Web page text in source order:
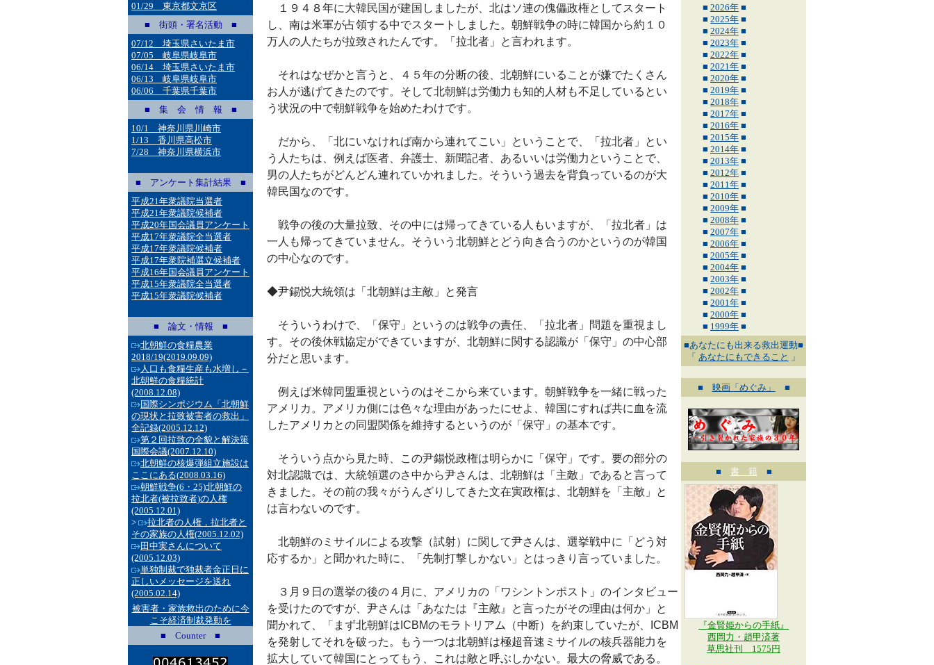
01/29 東京都文京区
■ 街頭・署名活動 ■
07/12 埼玉県さいたま市
07/05 岐阜県岐阜市
06/14 埼玉県さいたま市
06/13 岐阜県岐阜市
06/06 千葉県千葉市
■ 集 会 情 報 ■
10/1 神奈川県川崎市
1/13 香川県高松市
7/28 神奈川県横浜市
■ アンケート集計結果 ■
平成21年衆議院当選者
平成21年衆議院候補者
平成20年国会議員アンケート
平成17年衆議院全当選者
平成17年衆議院候補者
平成17年衆院補選立候補者
平成16年国会議員アンケート
平成15年衆議院全当選者
平成15年衆議院候補者
■ 論文・情報 ■
北朝鮮の食糧農業
2018/19(2019.09.09)
人口も食糧生産も水増し－
北朝鮮の食糧統計
(2008.12.08)
国際シンポジウム「北朝鮮
の現状と拉致被害者の救出」
全記録(2005.12.12)
第２回拉致の全貌と解決策
国際会議(2007.12.10)
北朝鮮の核爆弾組立施設は
ここにある(2008.03.16)
朝鮮戦争(6・25)北朝鮮の
拉北者(被拉致者)の人権
(2005.12.01)
>
拉北者の人権，拉北者と
その家族の人権(2005.12.02)
田中実さんについて
(2005.12.03)
単独制裁で独裁者金正日に
正しいメッセージを送れ
(2005.02.14)
被害者・家族救出のために今
こそ経済制裁発動を
■ Counter ■
１９４８年に大韓民国が建国しましたが、北はソ連の傀儡政権としてスタート
し、南は米軍が占領する中でスタートしました。朝鮮戦争の時に韓国から約１０
万人の人たちが拉致されたんです。「拉北者」と言われます。
それはなぜかと言うと、４５年の分断の後、北朝鮮にいることが嫌でたくさん
お人が逃げてきたのです。そして北朝鮮は労働力も知的人材も不足しているとい
う状況の中で朝鮮戦争を始めたわけです。
だから、「北にいなければ南から連れてこい」ということで、「拉北者」とい
う人たちは、例えば医者、弁護士、新聞記者、あるいいは労働力ということで、
男の人たちがどんどん連れていかれました。そういう過去を背負っているのが大
韓民国なのです。
戦争の後の大量拉致、その中には帰ってきている人もいますが、「拉北者」は
一人も帰ってきていません。そういう北朝鮮とどう向き合うのかというのが韓国
の中心なのです。
◆尹錫悦大統領は「北朝鮮は主敵」と発言
そういうわけで、「保守」というのは戦争の責任、「拉北者」問題を重視まし
す。その後休戦協定ができていますが、北朝鮮に関する認識が「保守」の中心部
分だと思います。
例えば米韓同盟重視というのはそこから来ています。朝鮮戦争を一緒に戦った
アメリカ。アメリカ側には色々な理由があったにせよ、韓国にすれば共に血を流
したアメリカとの同盟関係を維持するというのが「保守」の基本です。
そういう点から見た時、この尹錫悦政権は明らかに「保守」です。要の部分の
対北認識では、大統領選のさ中から尹さんは、北朝鮮は「主敵」であると言って
きました。その前の我々がうんざりしてきた文在寅政権は、北朝鮮を「主敵」と
は言わないのです。
北朝鮮のミサイルによる攻撃（試射）に関して尹さんは、選挙戦中に「どう対
応するか」と聞かれた時に、「先制打撃しかない」とはっきり言っていました。
３月９日の選挙の後の４月に、アメリカの「ワシントンポスト」のインタビュー
を受けたのですが、尹さんは「あなたは『主敵』と言ったがその理由は何か」と
聞かれて、「まず北朝鮮はICBMのモラトリアム（中断）を約束していたが、ICBM
を発射してそれを破った。もう一つは北朝鮮は極超音速ミサイルの核兵器能力を
拡大していて韓国にとってもう、これは敵と呼ぶしかない。最大の脅威である。
■ 2026年 ■
■ 2025年 ■
■ 2024年 ■
■ 2023年 ■
■ 2022年 ■
■ 2021年 ■
■ 2020年 ■
■ 2019年 ■
■ 2018年 ■
■ 2017年 ■
■ 2016年 ■
■ 2015年 ■
■ 2014年 ■
■ 2013年 ■
■ 2012年 ■
■ 2011年 ■
■ 2010年 ■
■ 2009年 ■
■ 2008年 ■
■ 2007年 ■
■ 2006年 ■
■ 2005年 ■
■ 2004年 ■
■ 2003年 ■
■ 2002年 ■
■ 2001年 ■
■ 2000年 ■
■ 1999年 ■
■あなたにも出来る救出運動■
「 あなたにもできること 」
■ 映画「めぐみ」 ■
■ 書 籍 ■
『金賢姫からの手紙』
西岡力・趙甲済著
草思社刊 1575円